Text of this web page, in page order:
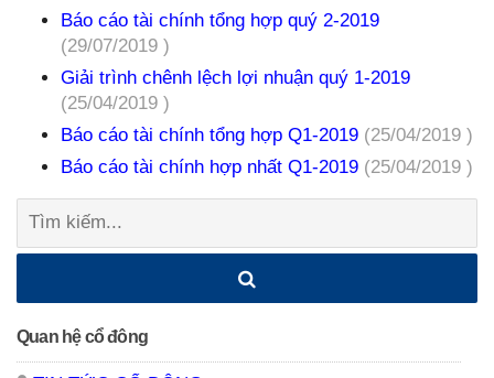
Báo cáo tài chính tổng hợp quý 2-2019
(29/07/2019 )
Giải trình chênh lệch lợi nhuận quý 1-2019
(25/04/2019 )
Báo cáo tài chính tổng hợp Q1-2019 (25/04/2019 )
Báo cáo tài chính hợp nhất Q1-2019 (25/04/2019 )
Tìm
Quan hệ cổ đông